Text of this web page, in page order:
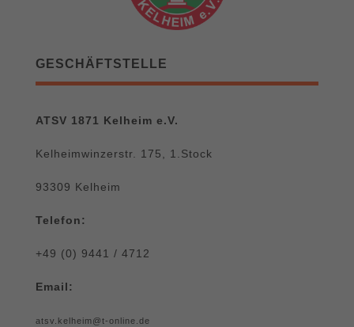
GESCHÄFTSTELLE
ATSV 1871 Kelheim e.V.
Kelheimwinzerstr. 175, 1.Stock
93309 Kelheim
Telefon:
+49 (0) 9441 / 4712
Email:
atsv.kelheim@t-online.de